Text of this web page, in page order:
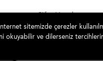
Şifre Hatırlatma
sitemizde çerezler
okuyabilir ve dilerseniz